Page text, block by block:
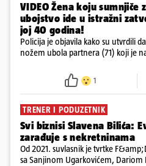
VIDEO Žena koju sumnjiče
ubojstvo ide u istražni
joj 40 godina!
Policija je objavila kako su utvrdili
nožem ubola partnera (71) koji je
ispitali i poslali u istražni zatvor
1
TRENER I PODUZETNIK
Svi biznisi Slavena Bilića:
zarađuje s nekretninama
Od 2021. suvlasnik je tvrtke
sa Sanjinom Ugarkovićem, Dariom